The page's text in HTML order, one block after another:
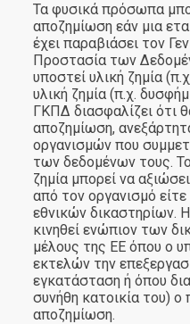
Τα φυσικά πρόσωπα
αποζημίωση εάν μια
έχει παραβιάσει τον
Προστασία των
υποστεί υλική ζημία
υλική ζημία (π.χ.
ΓΚΠΔ διασφαλίζει ότι
αποζημίωση,
οργανισμών που
των δεδομένων τους.
ζημία μπορεί να
από τον οργανισμό
εθνικών δικαστηρίων.
κινηθεί ενώπιον των
μέλους της ΕΕ όπου ο
εκτελών την
εγκατάσταση ή όπου
συνήθη κατοικία του) ο
αποζημίωση.